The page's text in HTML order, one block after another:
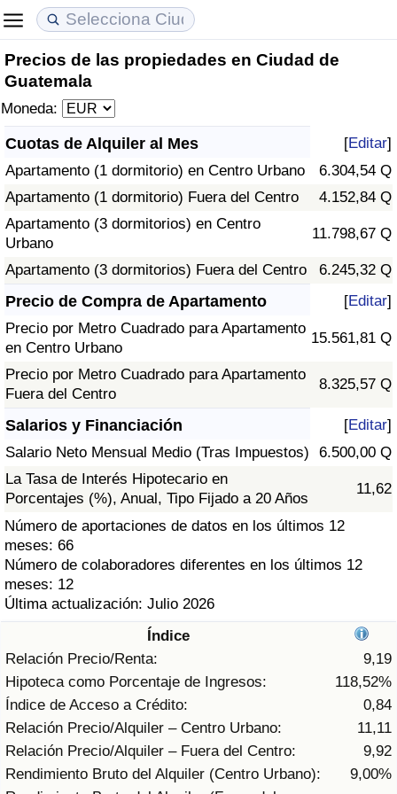
Precios de las propiedades en Ciudad de
Guatemala
Moneda:
Cuotas de Alquiler al Mes [Editar]
Apartamento (1 dormitorio) en Centro Urbano
6.304,54 Q
Apartamento (1 dormitorio) Fuera del Centro
4.152,84 Q
Apartamento (3 dormitorios) en Centro
Urbano
11.798,67 Q
Apartamento (3 dormitorios) Fuera del Centro 6.245,32 Q
Precio de Compra de Apartamento [Editar]
Precio por Metro Cuadrado para Apartamento
en Centro Urbano
15.561,81 Q
Precio por Metro Cuadrado para Apartamento
Fuera del Centro
8.325,57 Q
Salarios y Financiación [Editar]
Salario Neto Mensual Medio (Tras Impuestos)
6.500,00 Q
La Tasa de Interés Hipotecario en
Porcentajes (%), Anual, Tipo Fijado a 20 Años
11,62
Número de aportaciones de datos en los últimos 12
meses: 66
Número de colaboradores diferentes en los últimos 12
meses: 12
Última actualización: Julio 2026
Índice
Relación Precio/Renta:
9,19
Hipoteca como Porcentaje de Ingresos:
118,52%
Índice de Acceso a Crédito:
0,84
Relación Precio/Alquiler – Centro Urbano:
11,11
Relación Precio/Alquiler – Fuera del Centro:
9,92
Rendimiento Bruto del Alquiler (Centro Urbano):
9,00%
Coste de vida
Índice de Costo de Vida (Actual)
Índice de Costo de Vida
Índice de costo de vida por país
en aqaba
Precios de las propiedades
Índice de Precios de Inmuebles (Actual)
Índice de Precios de Inmuebles
Índice de Precios de Inmuebles por País
Calidad de Vida
Índice de Calidad de Vida
Índice de Calidad de Vida (Actual)
Índice de calidad de vida por país
Delincuencia
Calificación del Índice de Criminalidad
Índice de criminalidad por país
Sanidad
Índice de Sanidad (Actual)
Índice de Sanidad
Índice de Sanidad por País
Índice de Contaminación (Actual)
Índice de contaminación
Índice de Contaminación por País